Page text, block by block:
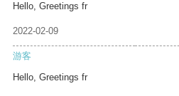
Hello, Greetings fr
2022-02-09
游客
Hello, Greetings fr